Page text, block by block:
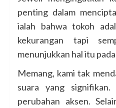
penting dalam
ialah bahwa tokoh
kekurangan tapi
menunjukkan hal itu
Memang, kami tak
suara yang
perubahan aksen.